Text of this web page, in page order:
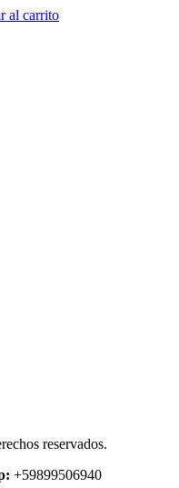
variants.
al carrito
reservados.
+59899506940